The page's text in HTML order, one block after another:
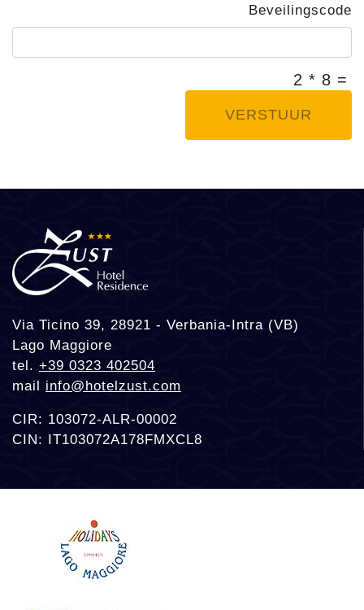
Beveilingscode
2 * 8 =
VERSTUUR
Via Ticino 39, 28921 - Verbania-Intra (VB)
Lago Maggiore
tel. +39 0323 402504
mail info@hotelzust.com
CIR: 103072-ALR-00002
CIN: IT103072A178FMXCL8